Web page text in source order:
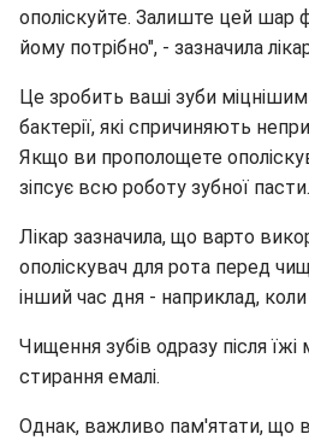
ополіскуйте. Залиште цей шар
йому потрібно", - зазначила
Це зробить ваші зуби
бактерії, які спричиняють
Якщо ви прополощете
зіпсує всю роботу зубної пасти.
Лікар зазначила, що варто
ополіскувач для рота перед
інший час дня - наприклад, коли
Чищення зубів одразу після
стирання емалі.
Однак, важливо пам'ятати, що в